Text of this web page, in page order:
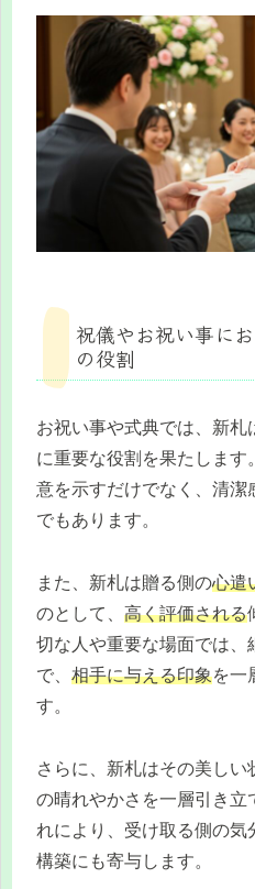
祝儀やお祝い事に
の役割
お祝い事や式典では、新札
に重要な役割を果たします
意を示すだけでなく、清潔
でもあります。
また、新札は贈る側の心遣
のとして、 高く評価される
切な人や重要な場面では、
で、 相手に与える印象を一
す。
さらに、新札はその美しい
の晴れやかさを一層引き立
れにより、受け取る側の
構築にも寄与します。